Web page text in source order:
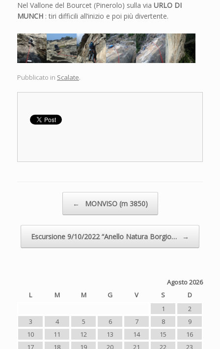
Nel Vallone del Bourcet (Pinerolo) sulla via URLO DI
MUNCH : tiri difficili all’inizio e poi più divertente.
Pubblicato in Scalate.
← MONVISO (m 3850)
Escursione 9/10/2022 “Anello Natura Borgio… →
Agosto 2026
L
M M G V S
D
1
2
3
4 5 6 7 8
9
10
11 12 13 14 15
16
17
18 19 20 21 22
23